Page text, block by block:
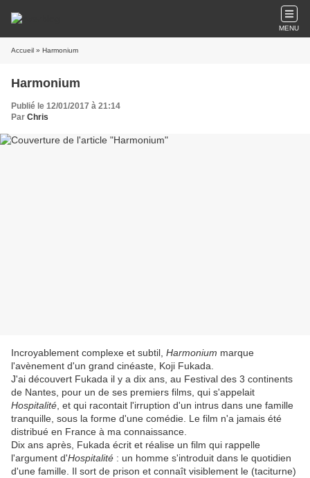
MENU
Accueil » Harmonium
Harmonium
Publié le 12/01/2017 à 21:14
Par Chris
Incroyablement complexe et subtil, Harmonium marque
l'avènement d'un grand cinéaste, Koji Fukada.
J'ai découvert Fukada il y a dix ans, au Festival des 3 continents
de Nantes, pour un de ses premiers films, qui s'appelait
Hospitalité , et qui racontait l'irruption d'un intrus dans une famille
tranquille, sous la forme d'une comédie. Le film n'a jamais été
distribué en France à ma connaissance.
Dix ans après, Fukada écrit et réalise un film qui rappelle
l'argument d'Hospitalité : un homme s'introduit dans le quotidien
d'une famille. Il sort de prison et connaît visiblement le (taciturne)